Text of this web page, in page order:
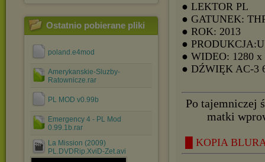
Ostatnio pobierane pliki
poland.e4mod
Amerykanskie-Sluzby-
Ratownicze.rar
PL MOD v0.99b
Emergency 4 - PL Mod
0.99.1b.rar
La Mission (2009)
PL.DVDRip.XviD-Zet.avi
● LEKTOR PL
● GATUNEK:
● ROK: 2013
●
● WIDEO: 1280 x
● DŹWIĘK AC-3
Po tajemniczej
matki
█ KOPIA